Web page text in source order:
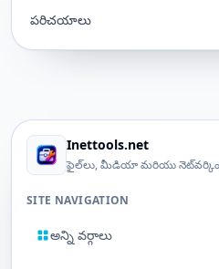
పరిచయాలు
Inettools.net
ఫైల్‌లు, మీడియా మరియు
SITE NAVIGATION
అన్ని వర్గాలు